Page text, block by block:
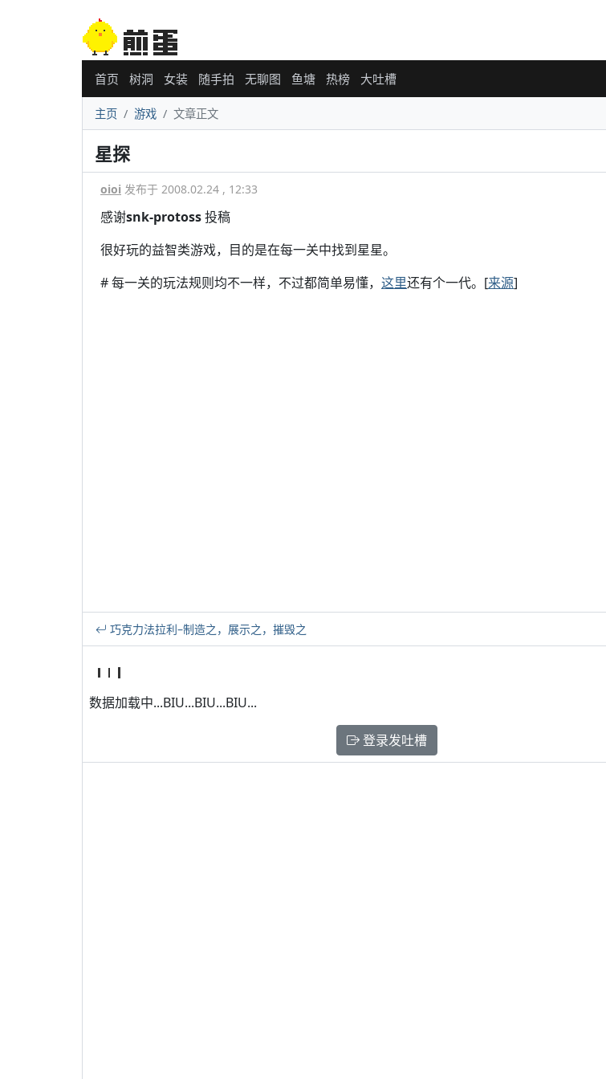
首页 树洞 女装 随手拍 无聊图 鱼塘 热榜 大吐槽
主页 游戏 文章正文
星探
oioi 发布于 2008.02.24 , 12:33
感谢snk-protoss投稿
很好玩的益智类游戏，目的是在每一关中找到星星。
# 每一关的玩法规则均不一样，不过都简单易懂， 这里还有个一代。[来源]
巧克力法拉利–制造之，展示之，摧毁之
数据加载中...BIU...BIU...BIU...
登录发吐槽